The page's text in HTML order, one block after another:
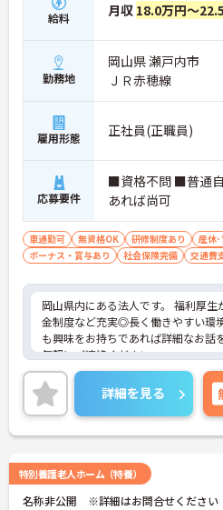
給料 月収 18.0万円～
勤務地
岡山県 瀬戸内市
ＪＲ赤穂線
雇用形態 正社員(正職員)
応募要件
■資格不問 ■普通自
あれば尚可
車通勤可 無資格OK 研修制度あり
産休
ボーナス・賞与あり
社会保険完備 交通費
岡山県内にある法人です。 福利厚生
金制度など充実◎長く働きやすい環
も興味をお持ちであれば詳細なお話
気軽にご連絡ください。
詳細を見る
特別養護老人ホーム（特養）
名称非公開 ※詳細はお問合せください